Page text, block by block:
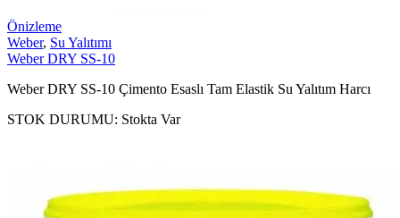
Önizleme
Weber, Su Yalıtımı
Weber DRY SS-10
Weber DRY SS-10 Çimento Esaslı Tam Elastik Su Yalıtım Harcı
STOK DURUMU: Stokta Var